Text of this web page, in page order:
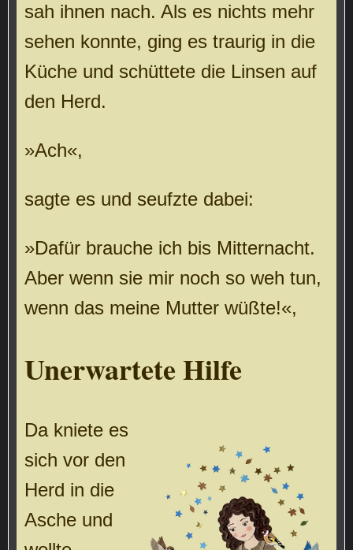
sah ihnen nach. Als es nichts mehr
sehen konnte, ging es traurig in die
Küche und schüttete die Linsen auf
den Herd.
»Ach«,
sagte es und seufzte dabei:
»Dafür brauche ich bis Mitternacht.
Aber wenn sie mir noch so weh tun,
wenn das meine Mutter wüßte!«,
Unerwartete Hilfe
Da kniete es
sich vor den
Herd in die
Asche und